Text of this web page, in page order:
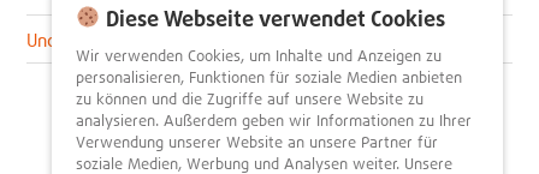
Uncategorized
Diese Webseite verwendet Cookies
Wir verwenden Cookies, um Inhalte und Anzeigen zu
personalisieren, Funktionen für soziale Medien anbieten
zu können und die Zugriffe auf unsere Website zu
analysieren. Außerdem geben wir Informationen zu Ihrer
Verwendung unserer Website an unsere Partner für
soziale Medien, Werbung und Analysen weiter. Unsere